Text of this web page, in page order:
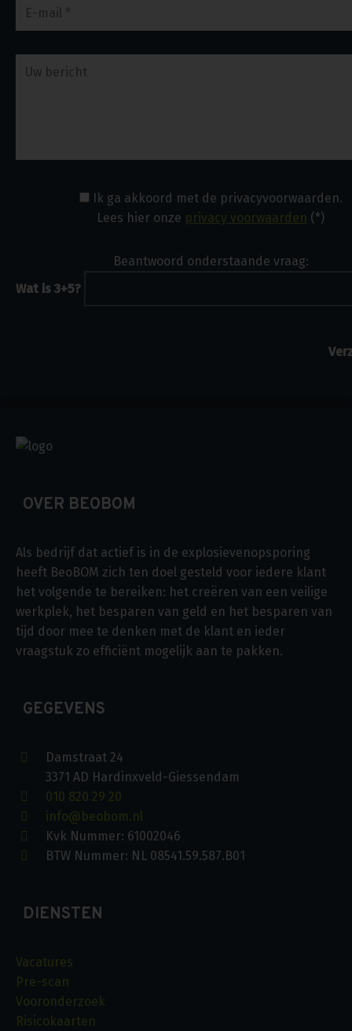
Ik ga akkoord met de privacyvoorwaarden.
Lees hier onze privacy voorwaarden (*)
Beantwoord onderstaande vraag:
Wat is 3+5?
OVER BEOBOM
Als bedrijf dat actief is in de explosievenopsporing
heeft BeoBOM zich ten doel gesteld voor iedere klant
het volgende te bereiken: het creëren van een veilige
werkplek, het besparen van geld en het besparen van
tijd door mee te denken met de klant en ieder
vraagstuk zo efficiënt mogelijk aan te pakken.
GEGEVENS
Damstraat 24
3371 AD Hardinxveld-Giessendam
010 820 29 20
info@beobom.nl
Kvk Nummer: 61002046
BTW Nummer: NL 08541.59.587.B01
DIENSTEN
Vacatures
Pre-scan
Vooronderzoek
Risicokaarten